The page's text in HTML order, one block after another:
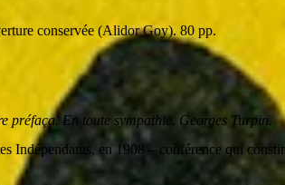
conservée (Alidor Goy). 80 pp.
préfaça. En toute sympathie. Georges Turpin.
Indépendants, en 1908 – conférence qui